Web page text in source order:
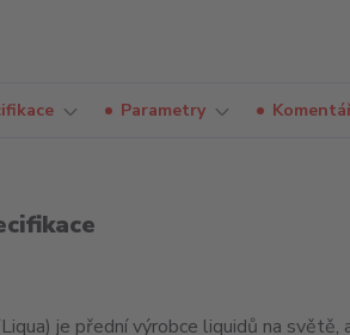
Parametry
je přední výrobce liquidů na